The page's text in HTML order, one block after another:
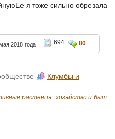
я тоже сильно обрезала
2018 года 694 80
Клумбы и
растения хозяйство и быт